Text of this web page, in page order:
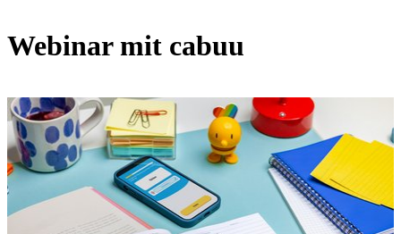
Webinar mit cabuu